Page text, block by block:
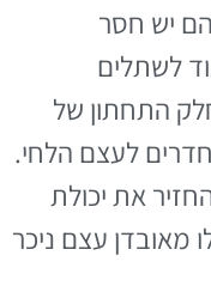
יש חסר
לשתלים
התחתון של
לעצם הלחי.
את יכולת
מאובדן עצם ניכר